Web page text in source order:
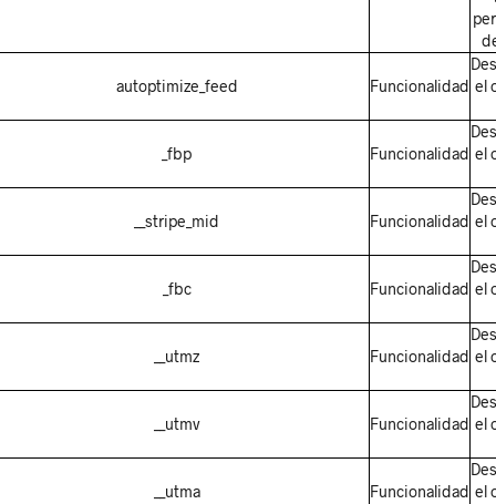
autoptimize_feed Funcionalidad el
_fbp Funcionalidad el
__stripe_mid Funcionalidad el
_fbc Funcionalidad el
__utmz Funcionalidad el
__utmv Funcionalidad el
__utma Funcionalidad el